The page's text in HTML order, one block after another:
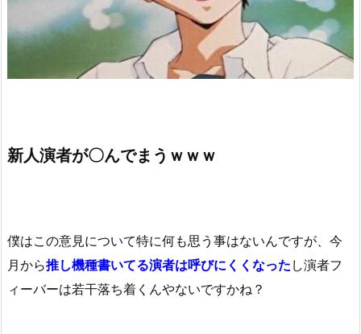
新人演者が〇んでまうｗｗｗ
僕はこの意見について特に何も思う事はないんですが、今
月から推し機種書いてる演者は呼びにくくなったし演者フ
ィーバーは若干落ち着くんやないですかね？